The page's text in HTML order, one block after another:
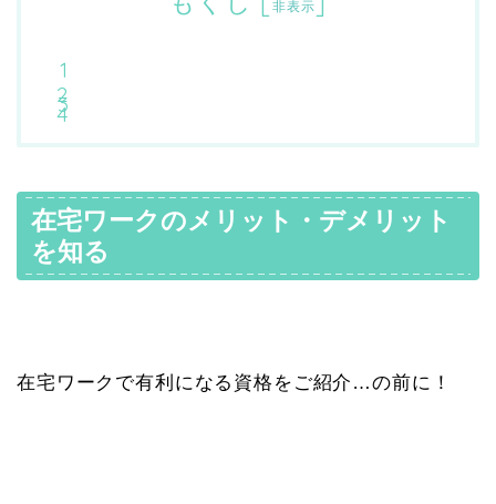
非表示
在宅ワークのメリット・デメリット
を知る
在宅ワークで有利になる資格をご紹介…の前に！